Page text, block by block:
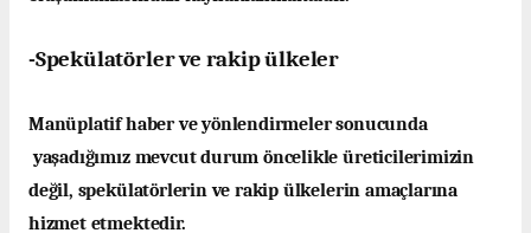
-Spekülatörler ve rakip ülkeler
Manüplatif haber ve yönlendirmeler sonucunda
yaşadığımız mevcut durum öncelikle üreticilerimizin
değil, spekülatörlerin ve rakip ülkelerin amaçlarına
hizmet etmektedir.